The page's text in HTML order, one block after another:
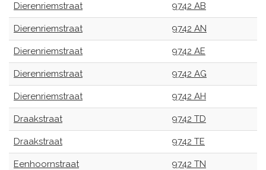
Dierenriemstraat 9742 AB
Dierenriemstraat 9742 AN
Dierenriemstraat 9742 AE
Dierenriemstraat 9742 AG
Dierenriemstraat 9742 AH
Draakstraat 9742 TD
Draakstraat 9742 TE
Eenhoornstraat 9742 TN